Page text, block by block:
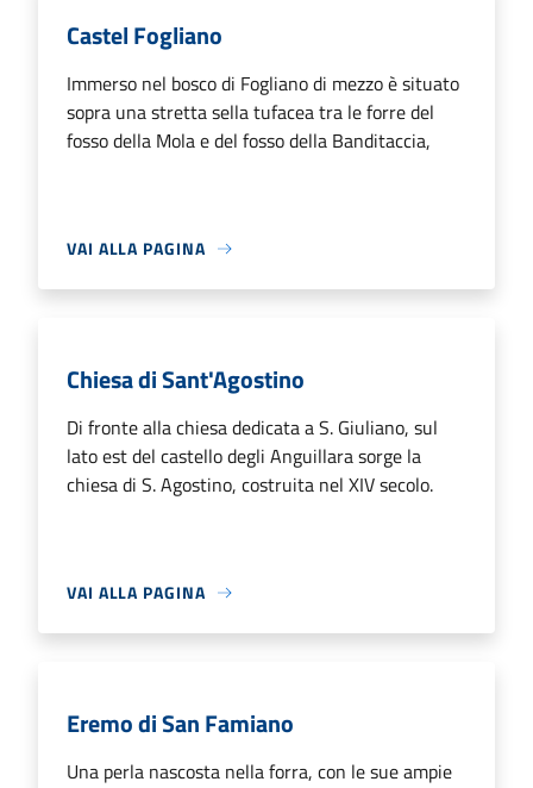
Castel Fogliano
Immerso nel bosco di Fogliano di mezzo è situato
sopra una stretta sella tufacea tra le forre del
fosso della Mola e del fosso della Banditaccia,
VAI ALLA PAGINA
Chiesa di Sant'Agostino
Di fronte alla chiesa dedicata a S. Giuliano, sul
lato est del castello degli Anguillara sorge la
chiesa di S. Agostino, costruita nel XIV secolo.
VAI ALLA PAGINA
Eremo di San Famiano
Una perla nascosta nella forra, con le sue ampie